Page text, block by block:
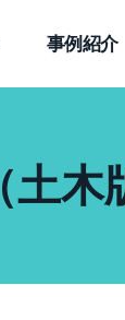
事例紹介
木